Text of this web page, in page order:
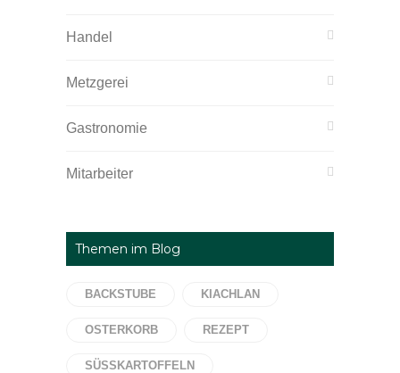
Handel
Metzgerei
Gastronomie
Mitarbeiter
Themen im Blog
BACKSTUBE KIACHLAN
OSTERKORB REZEPT
SÜSSKARTOFFELN